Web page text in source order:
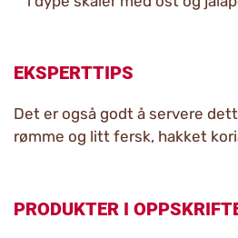
EKSPERTTIPS
Det er også godt å servere
rømme og litt fersk, hakket
PRODUKTER I